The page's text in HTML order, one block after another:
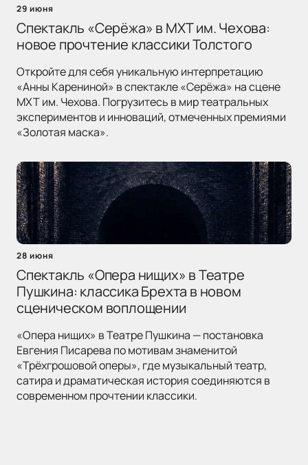
29 июня
Спектакль «Серёжа» в МХТ им. Чехова:
новое прочтение классики Толстого
Откройте для себя уникальную интерпретацию
«Анны Карениной» в спектакле «Серёжа» на сцене
МХТ им. Чехова. Погрузитесь в мир театральных
экспериментов и инноваций, отмеченных премиями
«Золотая маска».
28 июня
Спектакль «Опера нищих» в Театре
Пушкина: классика Брехта в новом
сценическом воплощении
«Опера нищих» в Театре Пушкина — постановка
Евгения Писарева по мотивам знаменитой
«Трёхгрошовой оперы», где музыкальный театр,
сатира и драматическая история соединяются в
современном прочтении классики.